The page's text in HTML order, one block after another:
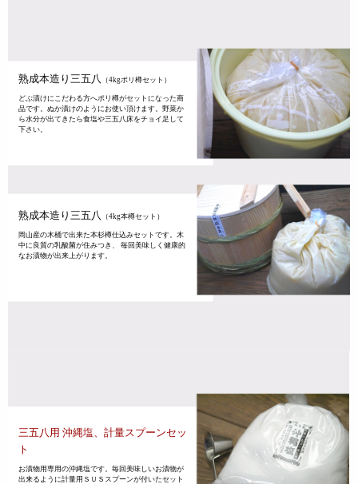
熟成本造り三五八 （4kgポリ樽セット）
どぶ漬けにこだわる方へポリ樽がセットになった商
品です。ぬか漬けのようにお使い頂けます。野菜か
ら水分が出てきたら食塩や三五八床をチョイ足して
下さい。
熟成本造り三五八 （4kg本樽セット）
岡山産の木桶で出来た本杉樽仕込みセットです。木
中に良質の乳酸菌が住みつき、 毎回美味しく健康的
なお漬物が出来上がります。
三五八用 沖縄塩、計量スプーンセッ
ト
お漬物用専用の沖縄塩です。毎回美味しいお漬物が
出来るように計量用ＳＵＳスプーンが付いたセット